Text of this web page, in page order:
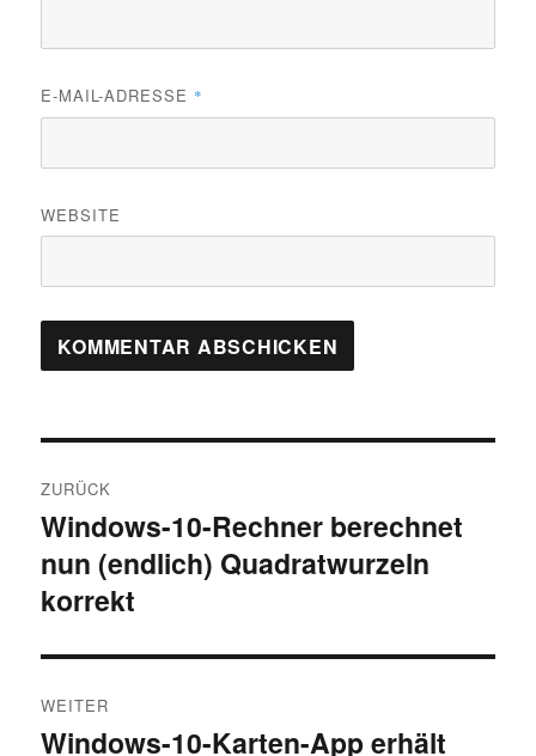
E-MAIL-ADRESSE *
WEBSITE
ZURÜCK
Vorheriger
Beitrag:
Windows-10-Rechner berechnet
nun (endlich) Quadratwurzeln
korrekt
WEITER
Nächster
Windows-10-Karten-App erhält